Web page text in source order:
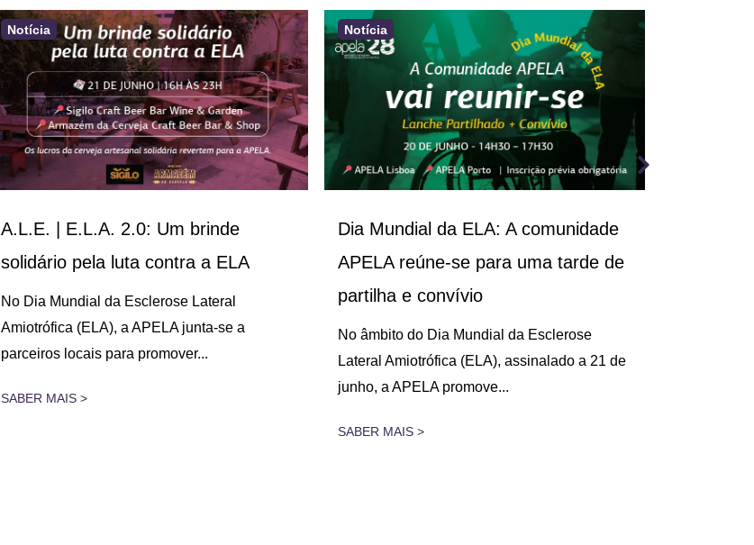
Notícia
A.L.E. | E.L.A. 2.0: Um brinde
solidário pela luta contra a ELA
No Dia Mundial da Esclerose Lateral
Amiotrófica (ELA), a APELA junta-se a
parceiros locais para promover...
SABER MAIS >
Notícia
Dia Mundial da ELA: A comunidade
APELA reúne-se para uma tarde de
partilha e convívio
No âmbito do Dia Mundial da Esclerose
Lateral Amiotrófica (ELA), assinalado a 21 de
junho, a APELA promove...
SABER MAIS >